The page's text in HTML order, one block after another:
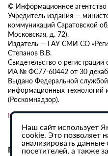
© Информационное агентство
Учредитель издания —
коммуникаций Саратовской
Московская, д. 72).
Издатель — ГАУ СМИ СО
Степанов В.В.
Свидетельство о
ИА № ФС77-60442 от 30
Выдано Федеральной
информационных технологий
(Роскомнадзор).
Политика в отношении
При использовании
Наш сайт использует
cookie. Это позволяет
анализировать данные
посетителей, а также